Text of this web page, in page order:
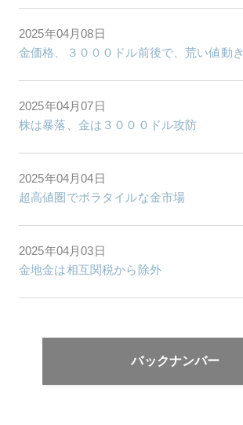
2025年04月08日
金価格、３０００ドル前後で、荒い値動き
2025年04月07日
株は暴落、金は３０００ドル攻防
2025年04月04日
超高値圏でボラタイルな金市場
2025年04月03日
金地金は相互関税から除外
バックナンバー